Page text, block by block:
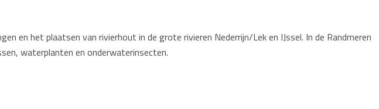
en het plaatsen van rivierhout in de grote rivieren Nederrijn/Lek en IJssel. In de Randmeren
waterplanten en onderwaterinsecten.